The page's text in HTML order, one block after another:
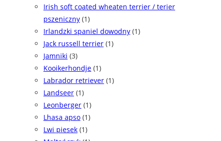
Irish soft coated wheaten terrier / terier
pszeniczny (1)
Irlandzki spaniel dowodny (1)
Jack russell terrier (1)
Jamniki (3)
Kooikerhondje (1)
Labrador retriever (1)
Landseer (1)
Leonberger (1)
Lhasa apso (1)
Lwi piesek (1)